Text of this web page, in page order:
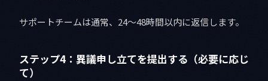
サポートチームは通常、24〜48時間以内に返信します。
ステップ4：異議申し立てを提出する（必要に応じ
て）